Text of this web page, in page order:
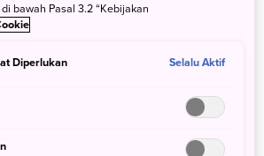
FAQ
bawah Pasal 3.2 “Kebijakan
Diperlukan Selalu Aktif